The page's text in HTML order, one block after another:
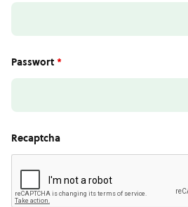
Passwort *
Recaptcha